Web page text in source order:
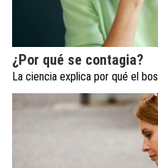
¿Por qué se contagia?
La ciencia explica por qué el